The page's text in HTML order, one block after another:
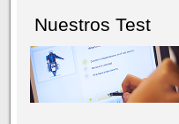
Nuestros Test